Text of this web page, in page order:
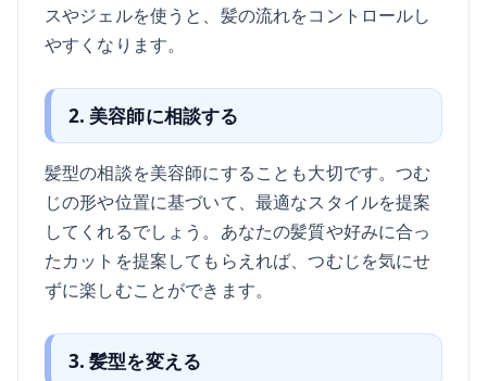
スやジェルを使うと、髪の流れをコントロールし
やすくなります。
2. 美容師に相談する
髪型の相談を美容師にすることも大切です。つむ
じの形や位置に基づいて、最適なスタイルを提案
してくれるでしょう。あなたの髪質や好みに合っ
たカットを提案してもらえれば、つむじを気にせ
ずに楽しむことができます。
3. 髪型を変える